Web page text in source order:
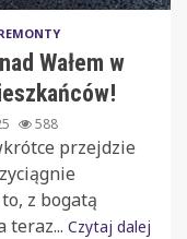
Wałem w
588
przejdzie
z bogatą
teraz... Czytaj dalej